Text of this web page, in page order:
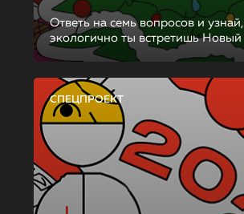
Ответь на семь вопросов и
экологично ты встретишь Новый
СПЕЦПРОЕКТ